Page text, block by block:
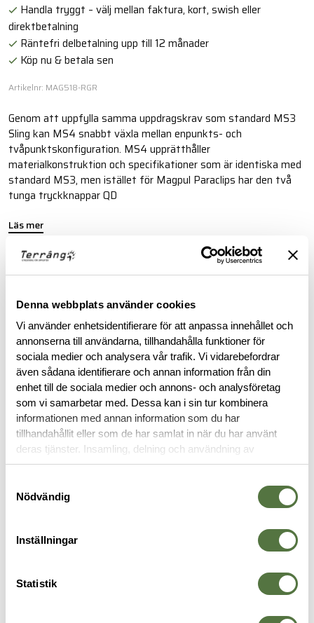
Denna webbplats använder cookies
Vi använder enhetsidentifierare för att anpassa innehållet och
annonserna till användarna, tillhandahålla funktioner för
sociala medier och analysera vår trafik. Vi vidarebefordrar
även sådana identifierare och annan information från din
enhet till de sociala medier och annons- och analysföretag
som vi samarbetar med. Dessa kan i sin tur kombinera
informationen med annan information som du har
tillhandahållit eller som de har samlat in när du har använt
deras tjänster. Insamling, delning och användning av
personuppgifter kan användas för personalisering av
Nödvändig
Inställningar
Statistik
Handla tryggt – välj mellan faktura, kort, swish eller
direktbetalning
Räntefri delbetalning upp till 12 månader
Köp nu & betala sen
Artikelnr: MAG518-RGR
Genom att uppfylla samma uppdragskrav som standard MS3
Sling kan MS4 snabbt växla mellan enpunkts- och
tvåpunktskonfiguration. MS4 upprätthåller
materialkonstruktion och specifikationer som är identiska med
standard MS3, men istället för Magpul Paraclips har den två
tunga tryckknappar QD
Läs mer
BESKRIVNING
RECENSIONER
VAPENREMMAR